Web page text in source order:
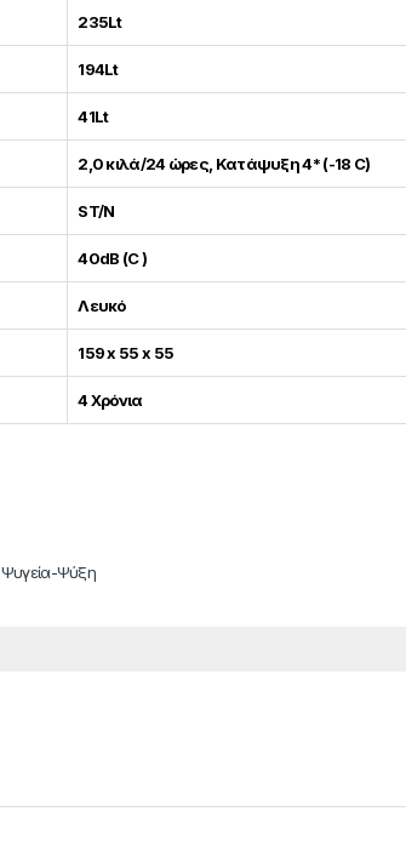
235Lt
194Lt
41Lt
2,0 κιλά/24 ώρες, Κατάψυξη 4* (-18 C)
ST/N
40dB (C )
Λευκό
159 x 55 x 55
4 Χρόνια
Ψυγεία-Ψύξη